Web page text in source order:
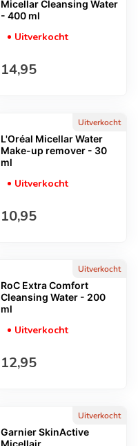
Micellar Cleansing Water
- 400 ml
Uitverkocht
Normale prijs
14,95
Uitverkocht
L'Oréal Micellar Water
Make-up remover - 30
ml
Uitverkocht
Normale prijs
10,95
Uitverkocht
RoC Extra Comfort
Cleansing Water - 200
ml
Uitverkocht
Normale prijs
12,95
Uitverkocht
Garnier SkinActive